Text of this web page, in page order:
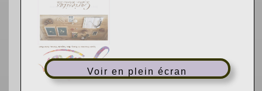
Voir en plein écran